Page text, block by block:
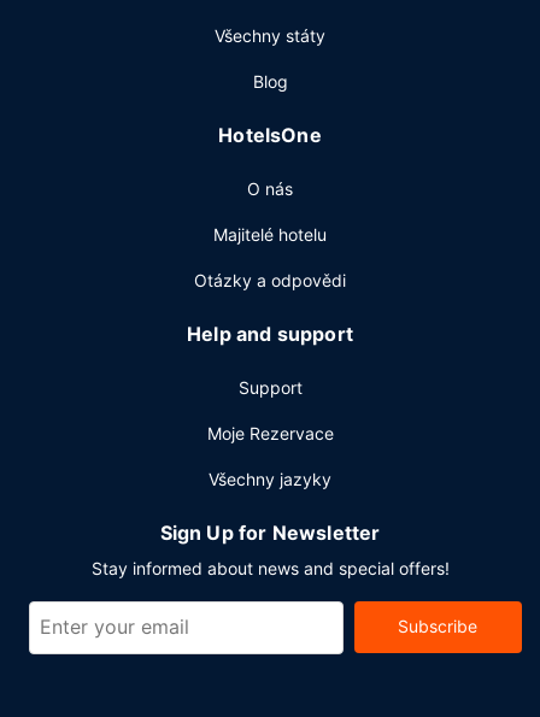
omezeným provozem. Za malý příplatek budete zváni na
do 10:00 a o víkendu od 7:00 do 11:00.
provozem, čistírna oděvů a recepce s nepřetržitým
společenskou akci? V tomto hotelu můžete využít
konferenční prostory o velikosti 218 m2
k dispozici samostatné parkování zdarma.
Všechny státy
Blog
HotelsOne
O nás
Majitelé hotelu
Otázky a odpovědi
Help and support
Support
Moje Rezervace
Všechny jazyky
Sign Up for Newsletter
Stay informed about news and special offers!
Subscribe